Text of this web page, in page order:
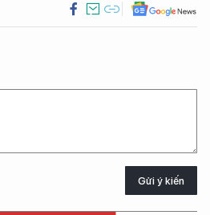
Gửi ý kiến